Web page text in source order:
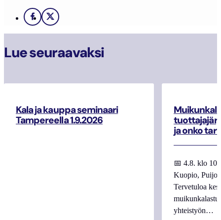
Facebook
X
Lue seuraavaksi
Kala ja kauppa seminaari
Tampereella 1.9.2026
ja onko
📅 4.8. klo
Kuopio,
Tervetuloa
yhteistyön…